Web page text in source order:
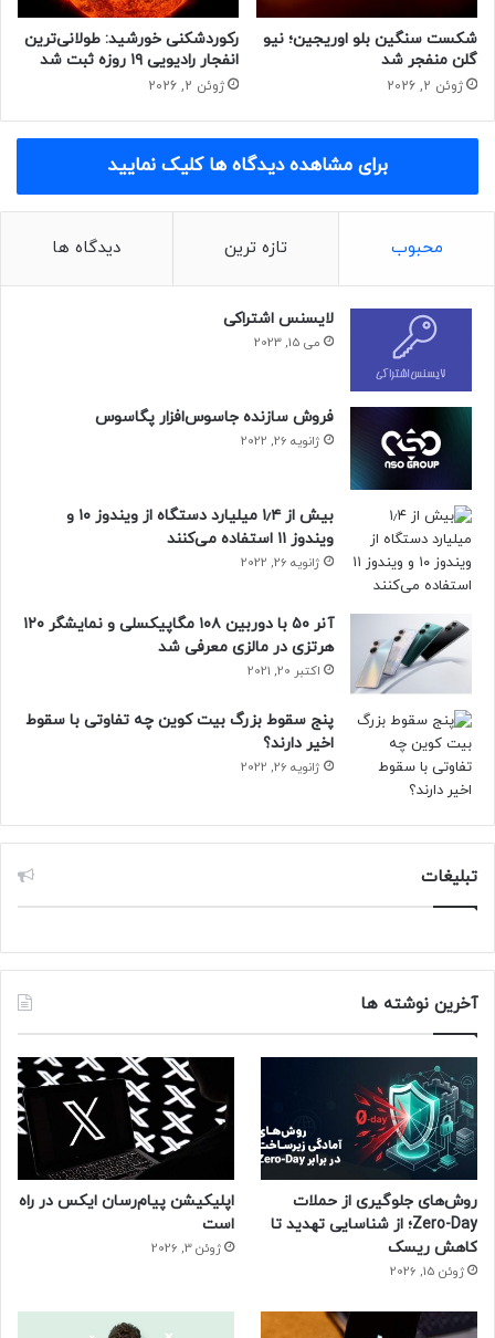
مجله خبری نیوزلن
شکست سنگین بلو اوریجین؛ نیو
گلن منفجر شد
ژوئن 2, 2026
رکوردشکنی خورشید: طولانی‌ترین
انفجار رادیویی ۱۹ روزه ثبت شد
ژوئن 2, 2026
برای مشاهده دیدگاه ها کلیک نمایید
محبوب تازه ترین دیدگاه ها
لایسنس اشتراکی
می 15, 2023
فروش سازنده جاسوس‌افزار پگاسوس
ژانویه 26, 2022
بیش از ۱٫۴ میلیارد دستگاه از ویندوز ۱۰ و
ویندوز ۱۱ استفاده می‌کنند
ژانویه 26, 2022
آنر ۵۰ با دوربین ۱۰۸ مگاپیکسلی و نمایشگر ۱۲۰
هرتزی در مالزی معرفی شد
اکتبر 20, 2021
پنج سقوط بزرگ بیت کوین چه تفاوتی با سقوط
اخیر دارند؟
ژانویه 26, 2022
تبلیغات
آخرین نوشته ها
روش‌های جلوگیری از حملات
Zero-Day؛ از شناسایی تهدید تا
کاهش ریسک
ژوئن 15, 2026
اپلیکیشن پیام‌رسان ایکس در راه
است
ژوئن 3, 2026